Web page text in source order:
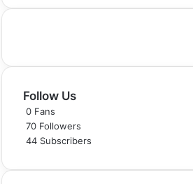
Follow Us
0 Fans
70 Followers
44 Subscribers